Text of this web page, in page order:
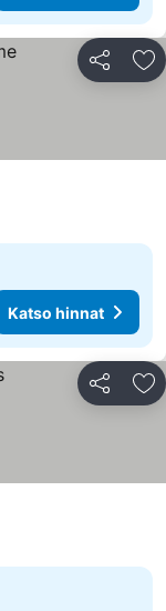
Jaa
Katso hinnat
Jaa